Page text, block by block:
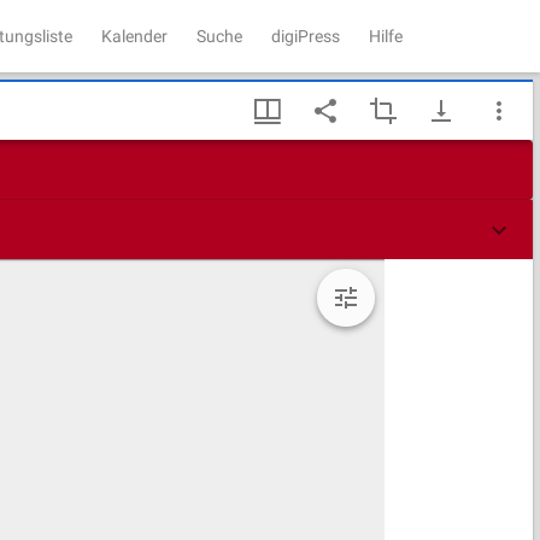
Kalender Suche digiPress Hilfe